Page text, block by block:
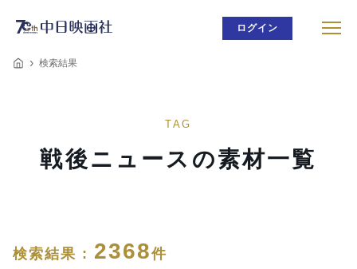
ログイン
検索結果
TAG
戦後ニュースの素材一覧
検索結果 : 2368件